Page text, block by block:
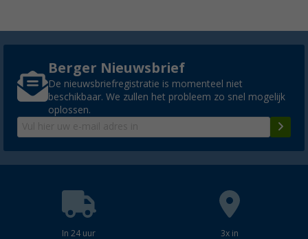
Berger Nieuwsbrief
De nieuwsbriefregistratie is momenteel niet
beschikbaar. We zullen het probleem zo snel mogelijk
oplossen.
In 24 uur
3x in